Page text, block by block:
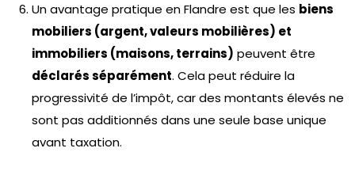
Un avantage pratique en Flandre est que les biens
mobiliers (argent, valeurs mobilières) et
immobiliers (maisons, terrains) peuvent être
déclarés séparément. Cela peut réduire la
progressivité de l’impôt, car des montants élevés ne
sont pas additionnés dans une seule base unique
avant taxation.